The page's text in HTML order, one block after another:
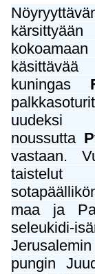
kuningas
noussutta
vastaan.
taistelut
maa ja
seleukidi-
pungin